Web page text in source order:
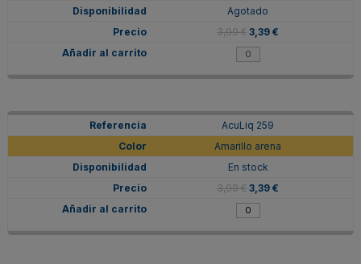
Agotado
3,99 € 3,39 €
AcuLiq 259
Amarillo arena
En stock
3,99 € 3,39 €